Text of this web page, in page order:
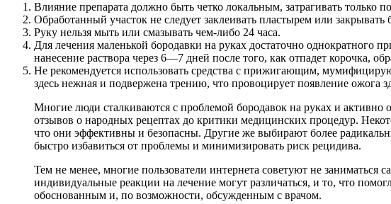
Влияние препарата должно быть четко локальным, затрагивать
Обработанный участок не следует заклеивать пластырем или
Руку нельзя мыть или смазывать чем-либо 24 часа.
Для лечения маленькой бородавки на руках достаточно однократного
нанесение раствора через 6—7 дней после того, как отпадет корочка,
Не рекомендуется использовать средства с прижигающим,
здесь нежная и подвержена трению, что провоцирует появление ожога
Многие люди сталкиваются с проблемой бородавок на руках и
отзывов о народных рецептах до критики медицинских процедур.
что они эффективны и безопасны. Другие же выбирают более
быстро избавиться от проблемы и минимизировать риск рецидива.
Тем не менее, многие пользователи интернета советуют не
индивидуальные реакции на лечение могут различаться, и то, что
обоснованным и, по возможности, обсужденным с врачом.